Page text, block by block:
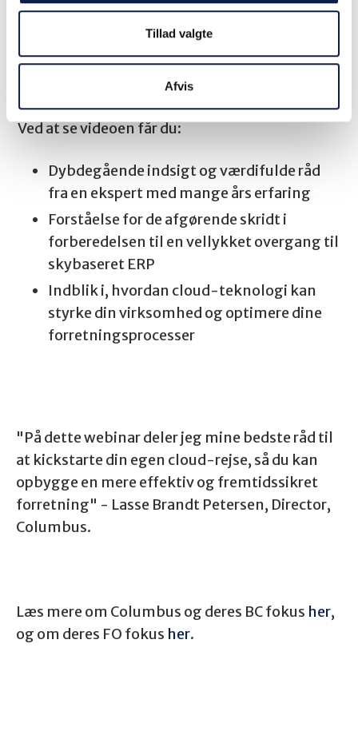
Tillad valgte
Afvis
at have en Microsoft ERP-løsning i skyen?
Hvordan kan cloud-teknologi tilføre
merværdi til din virksomhed?
Ved at se videoen får du:
Dybdegående indsigt og værdifulde råd
fra en ekspert med mange års erfaring
Forståelse for de afgørende skridt i
forberedelsen til en vellykket overgang til
skybaseret ERP
Indblik i, hvordan cloud-teknologi kan
styrke din virksomhed og optimere dine
forretningsprocesser
"På dette webinar deler jeg mine bedste råd til
at kickstarte din egen cloud-rejse, så du kan
opbygge en mere effektiv og fremtidssikret
forretning" - Lasse Brandt Petersen, Director,
Columbus.
Læs mere om Columbus og deres BC fokus her,
og om deres FO fokus her.